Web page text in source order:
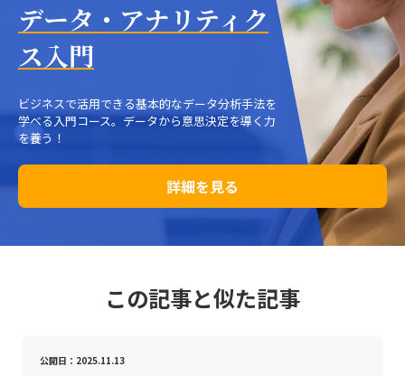
データ・アナリティク
ス入門
ビジネスで活用できる基本的なデータ分析手法を
学べる入門コース。データから意思決定を導く力
を養う！
詳細を見る
この記事と似た記事
公開日：2025.11.13